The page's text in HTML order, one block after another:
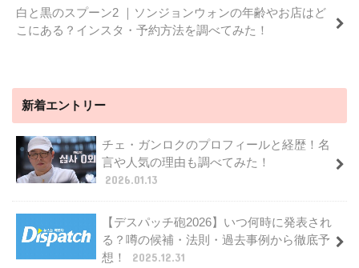
白と黒のスプーン2 ｜ソンジョンウォンの年齢やお店はど
こにある？インスタ・予約方法を調べてみた！
新着エントリー
チェ・ガンロクのプロフィールと経歴！名
言や人気の理由も調べてみた！
2026.01.13
【デスパッチ砲2026】いつ何時に発表され
る？噂の候補・法則・過去事例から徹底予
想！
2025.12.31